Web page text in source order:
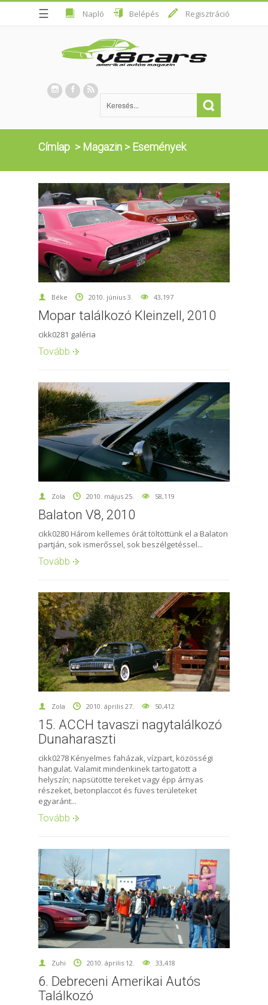
☰ Napló Belépés Regisztráció
Címlap > Magazin > Események
Béke 2010. június 3. 43,197
Mopar találkozó Kleinzell, 2010
cikk0281 galéria
Tovább
Zola 2010. május 25. 58,119
Balaton V8, 2010
cikk0280 Három kellemes órát töltöttünk el a Balaton
partján, sok ismerőssel, sok beszélgetéssel...
Tovább
Zola 2010. április 27. 50,412
15. ACCH tavaszi nagytalálkozó
Dunaharaszti
cikk0278 Kényelmes faházak, vízpart, közösségi
hangulat. Valamit mindenkinek tartogatott a
helyszín; napsütötte tereket vagy épp árnyas
részeket, betonplaccot és füves területeket
egyaránt...
Tovább
Zuhi 2010. április 12. 33,418
6. Debreceni Amerikai Autós
Találkozó